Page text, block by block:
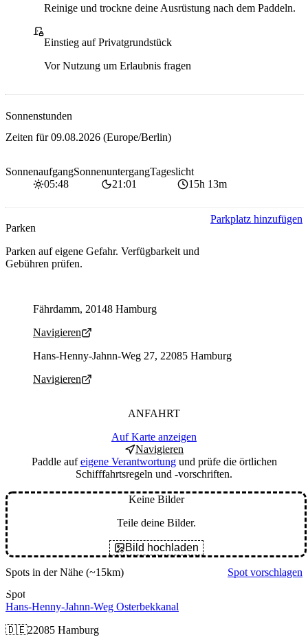
Reinige und trockne deine Ausrüstung nach dem Paddeln.
Privater Zugang
Einstieg auf Privatgrundstück
Vor Nutzung um Erlaubnis fragen
Sonnenstunden
Zeiten für09.08.2026 (Europe/Berlin)
Sonnenaufgang
05:48
Sonnenuntergang
21:01
Tageslicht
15h 13m
Parken
Parken auf eigene Gefahr. Verfügbarkeit und
Gebühren prüfen.
Parkplatz hinzufügen
Fährdamm, 20148 Hamburg
Navigieren
Hans-Henny-Jahnn-Weg 27, 22085 Hamburg
Navigieren
ANFAHRT
Auf Karte anzeigen
Navigieren
Paddle aufeigene Verantwortungund prüfe die örtlichen
Schifffahrtsregeln und -vorschriften.
Keine Bilder
Teile deine Bilder.
Bild hochladen
Spots in der Nähe (~15km)
Spot vorschlagen
Spot
Hans-Henny-Jahnn-Weg Osterbekkanal
🇩🇪22085 Hamburg